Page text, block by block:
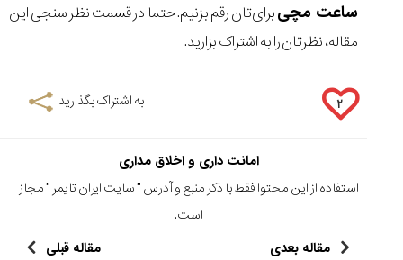
ساعت مچیبرای‌تان رقم بزنیم. حتما در قسمت نظر سنجی این
مقاله، نظرتان را به اشتراک بزارید.
۲ به اشتراک بگذارید
امانت داری و اخلاق مداری
استفاده از این محتوا فقط با ذکر منبع و آدرس "سایت ایران تایمر " مجاز
است.
مقاله بعدی
مقاله قبلی